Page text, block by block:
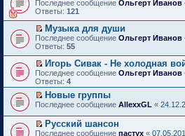
и
т
а
н
н
о
м
у
с
о
о
б
щ
е
н
и
е
п
р
о
ч
и
т
а
н
н
о
м
у
с
о
о
е
р
в
о
м
у
н
е
п
р
о
ч
и
т
а
н
т
и
к
п
е
р
в
о
м
у
н
е
п
р
о
ч
е
е
й
т
и
к
п
е
р
в
о
м
у
н
Последнее сообщение Ольгерт Иванов
Ответы: 121
П
е
е
й
т
и
п
р
в
Музыка для души
Последнее сообщение Ольгерт Иванов
Ответы: 55
П
е
р
е
й
и
к
Игорь Сивак - Не холодная
Последнее сообщение Ольгерт Иванов
Ответы: 4
П
р
е
Новые группы
Последнее сообщение AllexxGL «
П
Русский шансон
Последнее сообщение пастух «